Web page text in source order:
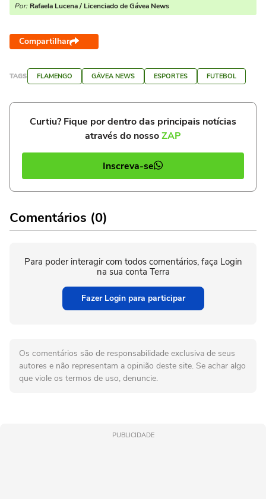
Por: Rafaela Lucena / Licenciado de Gávea News
Compartilhar
TAGS FLAMENGO GÁVEA NEWS ESPORTES FUTEBOL
Curtiu? Fique por dentro das principais notícias
através do nossoZAP
Inscreva-se
Comentários (0)
Para poder interagir com todos comentários, faça Login
na sua conta Terra
Fazer Login para participar
Os comentários são de responsabilidade exclusiva de seus
autores e não representam a opinião deste site. Se achar algo
que viole os termos de uso, denuncie.
PUBLICIDADE